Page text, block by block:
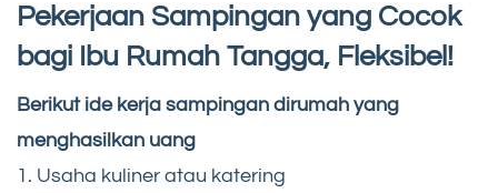
Pekerjaan Sampingan yang Cocok
bagi
Ibu Rumah Tangga, Fleksibel!
Berikut ide kerja sampingan dirumah yang
menghasilkan uang
1. Usaha kuliner atau katering